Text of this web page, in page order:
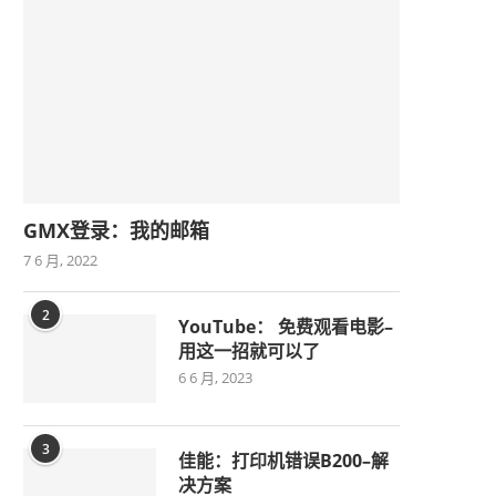
GMX登录：我的邮箱
7 6 月, 2022
2
YouTube： 免费观看电影–
用这一招就可以了
6 6 月, 2023
3
佳能：打印机错误B200–解
决方案